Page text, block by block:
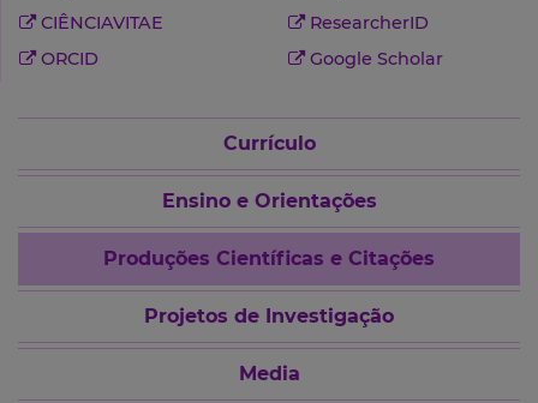
CIÊNCIAVITAE
ResearcherID
ORCID
Google Scholar
Currículo
Ensino e Orientações
Produções Científicas e Citações
Projetos de Investigação
Media